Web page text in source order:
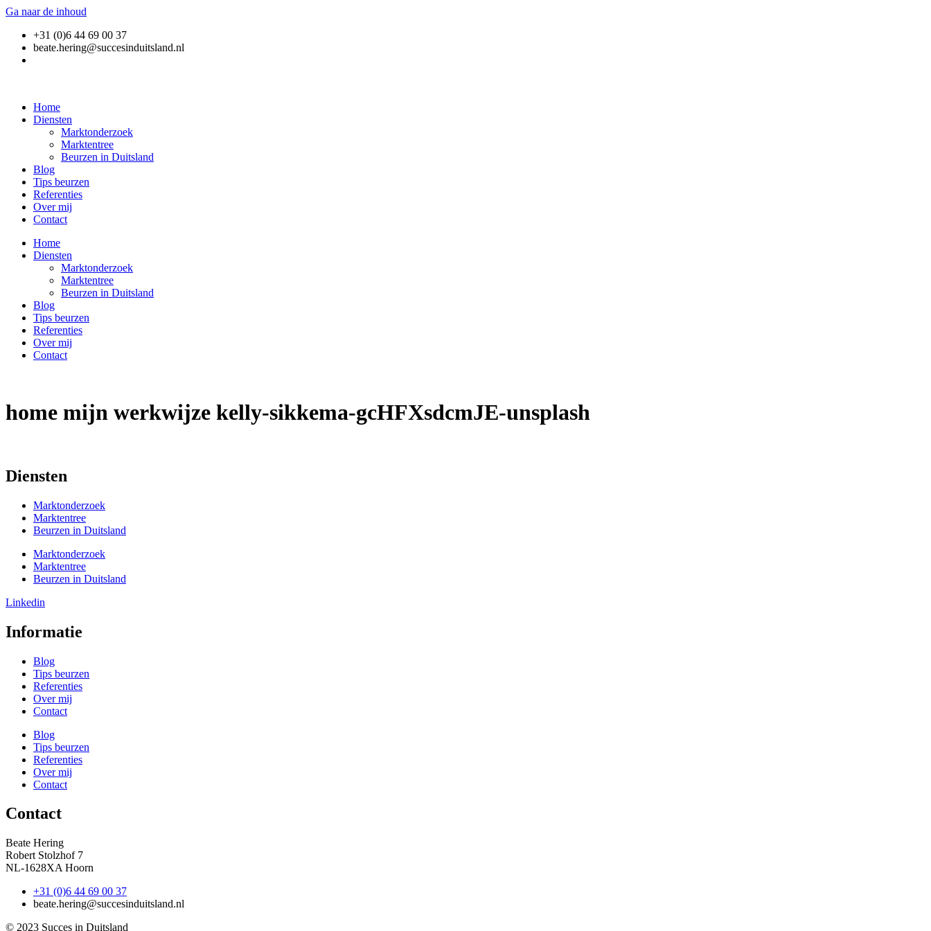
Ga naar de inhoud
+31 (0)6 44 69 00 37
beate.hering@succesinduitsland.nl
Home
Diensten
Marktonderzoek
Marktentree
Beurzen in Duitsland
Blog
Tips beurzen
Referenties
Over mij
Contact
Home
Diensten
Marktonderzoek
Marktentree
Beurzen in Duitsland
Blog
Tips beurzen
Referenties
Over mij
Contact
home mijn werkwijze kelly-sikkema-gcHFXsdcmJE-unsplash
Diensten
Marktonderzoek
Marktentree
Beurzen in Duitsland
Marktonderzoek
Marktentree
Beurzen in Duitsland
Linkedin
Informatie
Blog
Tips beurzen
Referenties
Over mij
Contact
Blog
Tips beurzen
Referenties
Over mij
Contact
Contact
Beate Hering
Robert Stolzhof 7
NL-1628XA Hoorn
+31 (0)6 44 69 00 37
beate.hering@succesinduitsland.nl
© 2023 Succes in Duitsland